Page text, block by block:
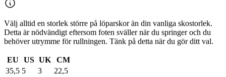
Välj alltid en storlek större på löparskor än din vanliga skostorlek.
Detta är nödvändigt eftersom foten sväller när du springer och du
behöver utrymme för rullningen. Tänk på detta när du gör ditt val.
EU US UK
CM
35,5 5 3
22,5